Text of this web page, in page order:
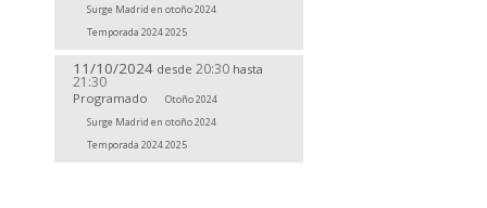
Surge Madrid en otoño 2024
Temporada 2024 2025
11/10/2024 desde 20:30 hasta
21:30
Programado
Otoño 2024
Surge Madrid en otoño 2024
Temporada 2024 2025